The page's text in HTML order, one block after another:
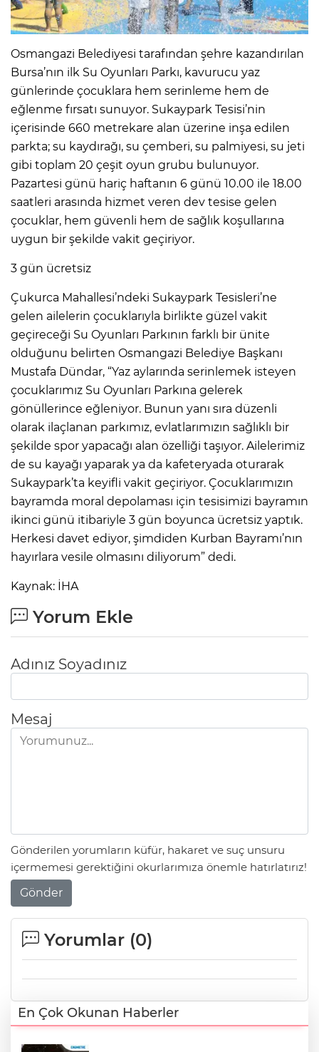
Osmangazi Belediyesi tarafından şehre kazandırılan
Bursa’nın ilk Su Oyunları Parkı, kavurucu yaz
günlerinde çocuklara hem serinleme hem de
eğlenme fırsatı sunuyor. Sukaypark Tesisi’nin
içerisinde 660 metrekare alan üzerine inşa edilen
parkta; su kaydırağı, su çemberi, su palmiyesi, su jeti
gibi toplam 20 çeşit oyun grubu bulunuyor.
Pazartesi günü hariç haftanın 6 günü 10.00 ile 18.00
saatleri arasında hizmet veren dev tesise gelen
çocuklar, hem güvenli hem de sağlık koşullarına
uygun bir şekilde vakit geçiriyor.
3 gün ücretsiz
Çukurca Mahallesi’ndeki Sukaypark Tesisleri’ne
gelen ailelerin çocuklarıyla birlikte güzel vakit
geçireceği Su Oyunları Parkının farklı bir ünite
olduğunu belirten Osmangazi Belediye Başkanı
Mustafa Dündar, “Yaz aylarında serinlemek isteyen
çocuklarımız Su Oyunları Parkına gelerek
gönüllerince eğleniyor. Bunun yanı sıra düzenli
olarak ilaçlanan parkımız, evlatlarımızın sağlıklı bir
şekilde spor yapacağı alan özelliği taşıyor. Ailelerimiz
de su kayağı yaparak ya da kafeteryada oturarak
Sukaypark’ta keyifli vakit geçiriyor. Çocuklarımızın
bayramda moral depolaması için tesisimizi bayramın
ikinci günü itibariyle 3 gün boyunca ücretsiz yaptık.
Herkesi davet ediyor, şimdiden Kurban Bayramı’nın
hayırlara vesile olmasını diliyorum” dedi.
Kaynak: İHA
Yorum Ekle
Adınız Soyadınız
Mesaj
Gönderilen yorumların küfür, hakaret ve suç unsuru
içermemesi gerektiğini okurlarımıza önemle hatırlatırız!
Gönder
Yorumlar (0)
En Çok Okunan Haberler